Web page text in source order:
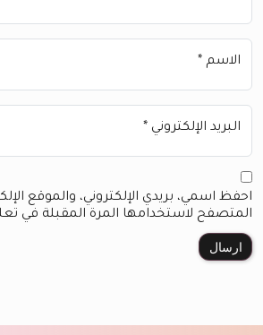
الاسم *
البريد الإلكتروني *
احفظ اسمي، بريدي الإلكتروني، والموقع
المتصفح لاستخدامها المرة المقبلة في